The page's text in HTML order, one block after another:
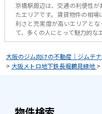
京橋駅周辺は、交通の利便性
たエリアです。賃貸物件の相
利さと充実度が高いエリアと
て、多くの人にとって魅力的な
大阪のジム向けの不動産｜ジムテ
> 大阪メトロ地下鉄長堀鶴見緑地 >